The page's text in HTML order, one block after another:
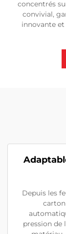
concentrés
convivial,
innovante
Depuis les
pression de